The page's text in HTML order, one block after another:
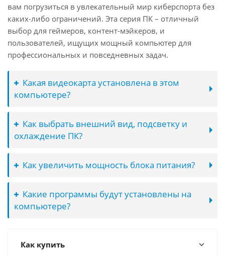
вам погрузиться в увлекательный мир киберспорта без
каких-либо ограничений. Эта серия ПК – отличный
выбор для геймеров, контент-мэйкеров, и
пользователей, ищущих мощный компьютер для
профессиональных и повседневных задач.
Какая видеокарта установлена в этом
компьютере?
Как выбрать внешний вид, подсветку и
охлаждение ПК?
Как увеличить мощность блока питания?
Какие программы будут установлены на
компьютере?
Как купить